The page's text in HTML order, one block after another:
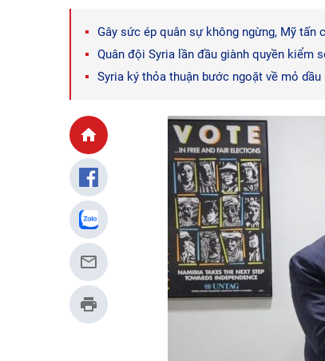
Gây sức ép quân sự không ngừng, Mỹ tấn
Quân đội Syria lần đầu giành quyền kiểm
Syria ký thỏa thuận bước ngoặt về mỏ dầu